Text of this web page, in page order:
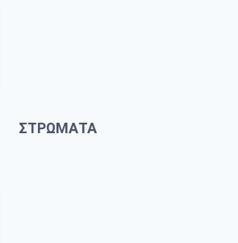
ΣΤΡΩΜΑΤΑ